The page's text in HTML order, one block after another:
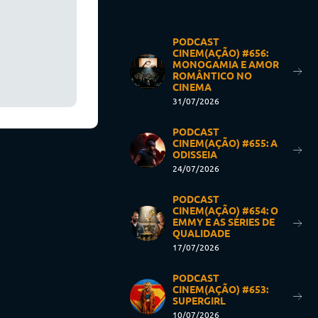
PODCAST
CINEM(AÇÃO) #656:
MONOGAMIA E AMOR
ROMÂNTICO NO
CINEMA
31/07/2026
PODCAST
CINEM(AÇÃO) #655: A
ODISSEIA
24/07/2026
PODCAST
CINEM(AÇÃO) #654: O
EMMY E AS SÉRIES DE
QUALIDADE
17/07/2026
PODCAST
CINEM(AÇÃO) #653:
SUPERGIRL
10/07/2026